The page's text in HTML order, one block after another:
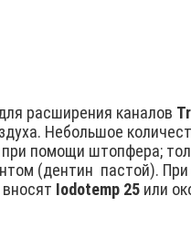
расширения каналов
Небольшое
помощи штопфера;
(дентин пастой).
Iodotemp 25или